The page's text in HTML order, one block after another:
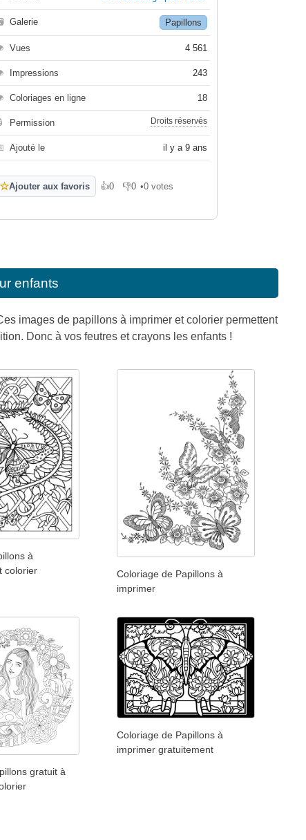
Galerie Papillons
Vues 4 561
Impressions 243
Coloriages en ligne 18
Permission Droits réservés
Ajouté le il y a 9 ans
☆Ajouter aux favoris 👍0
J'aime 👎0
Je n'aime pas
•0 votes
enfants
images de papillons à imprimer et colorier permettent
Donc à vos feutres et crayons les enfants !
à
colorier
Coloriage de Papillons à
imprimer
gratuit à
Coloriage de Papillons à
imprimer gratuitement